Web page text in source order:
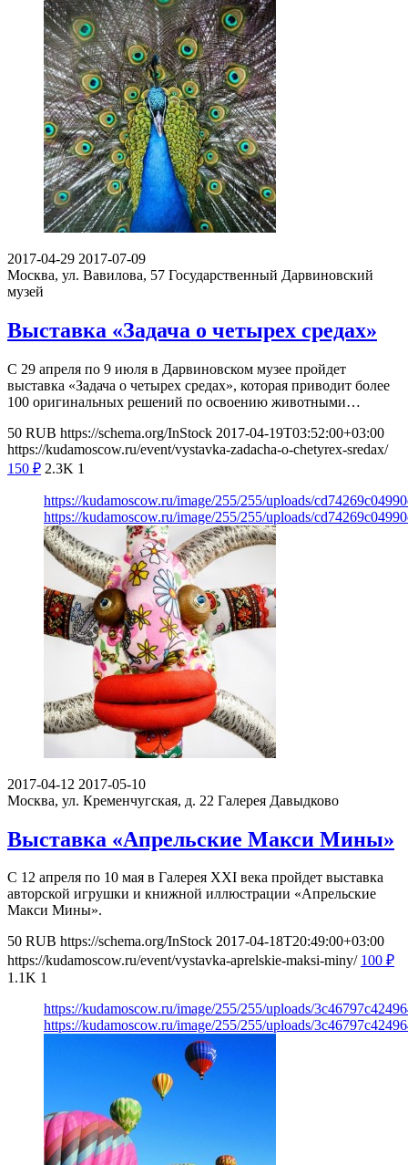
2017-04-29 2017-07-09
Москва, ул. Вавилова, 57 Государственный Дарвиновский
музей
Выставка «Задача о четырех средах»
С 29 апреля по 9 июля в Дарвиновском музее пройдет
выставка «Задача о четырех средах», которая приводит более
100 оригинальных решений по освоению животными…
50 RUB https://schema.org/InStock 2017-04-19T03:52:00+03:00
https://kudamoscow.ru/event/vystavka-zadacha-o-chetyrex-sredax/
150 ₽ 2.3K 1
https://kudamoscow.ru/image/255/255/uploads/
https://kudamoscow.ru/image/255/255/uploads/
2017-04-12 2017-05-10
Москва, ул. Кременчугская, д. 22 Галерея Давыдково
Выставка «Апрельские Макси Мины»
С 12 апреля по 10 мая в Галерея XXI века пройдет выставка
авторской игрушки и книжной иллюстрации «Апрельские
Макси Мины».
50 RUB https://schema.org/InStock 2017-04-18T20:49:00+03:00
https://kudamoscow.ru/event/vystavka-aprelskie-maksi-miny/ 100 ₽
1.1K 1
https://kudamoscow.ru/image/255/255/uploads/
https://kudamoscow.ru/image/255/255/uploads/